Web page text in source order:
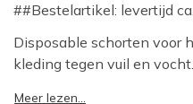
##Bestelartikel: levertijd
Disposable schorten voor
kleding tegen vuil en
Meer lezen...